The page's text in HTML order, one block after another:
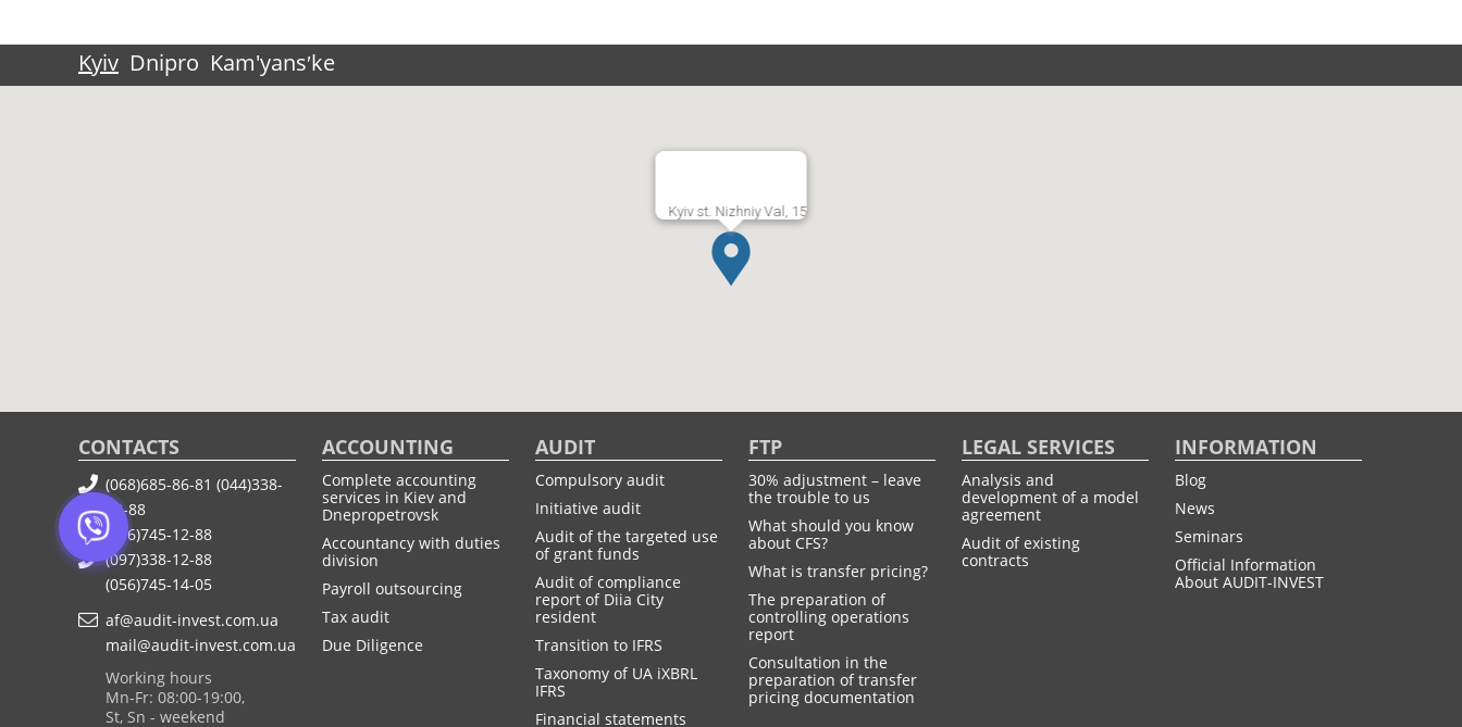
Kyiv Dnipro Kam'yansʹke
Kyiv st. Nizhniy Val, 15
CONTACTS
(068)685-86-81 (044)338-
12-88
(056)745-12-88
(097)338-12-88
(056)745-14-05
af@audit-invest.com.ua
mail@audit-invest.com.ua
Working hours
Mn-Fr: 08:00-19:00,
St, Sn - weekend
ACCOUNTING
Complete accounting
services in Kiev and
Dnepropetrovsk
Accountancy with duties
division
Payroll outsourcing
Tax audit
Due Diligence
AUDIT
Compulsory audit
Initiative audit
Audit of the targeted use
of grant funds
Audit of compliance
report of Diia City
resident
Transition to IFRS
Taxonomy of UA іXBRL
IFRS
Financial statements
FTP
30% adjustment – leave
the trouble to us
What should you know
about CFS?
What is transfer pricing?
The preparation of
controlling operations
report
Consultation in the
preparation of transfer
pricing documentation
LEGAL SERVICES
Analysis and
development of a model
agreement
Audit of existing
contracts
INFORMATION
Blog
News
Seminars
Official Information
About AUDIT-INVEST